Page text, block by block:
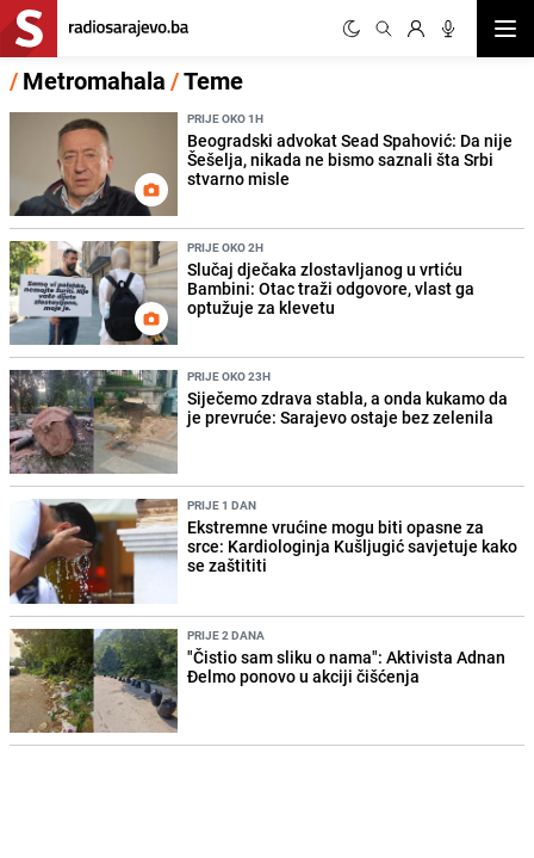
/Metromahala/Teme
PRIJE OKO 1H
Beogradski advokat Sead Spahović: Da nije
Šešelja, nikada ne bismo saznali šta Srbi
stvarno misle
PRIJE OKO 2H
Slučaj dječaka zlostavljanog u vrtiću
Bambini: Otac traži odgovore, vlast ga
optužuje za klevetu
PRIJE OKO 23H
Siječemo zdrava stabla, a onda kukamo da
je prevruće: Sarajevo ostaje bez zelenila
PRIJE 1 DAN
Ekstremne vrućine mogu biti opasne za
srce: Kardiologinja Kušljugić savjetuje kako
se zaštititi
PRIJE 2 DANA
"Čistio sam sliku o nama": Aktivista Adnan
Đelmo ponovo u akciji čišćenja